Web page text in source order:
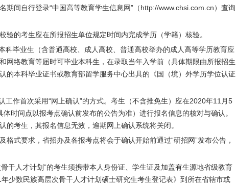
期间自行登录“中国高等教育学生信息网”（http://www.chsi.com.cn）查询
的考生应在所报招生单位规定时间内完成学历（学籍）核验。
毕业生（含普通高校、成人高校、普通高校举办的成人高等学历教育应
网络教育等届时可毕业本科生，在录取当年入学前（具体期限由所报招生
的本科毕业证书或教育部留学服务中心出具的《国（境）外学历学位认证
作首次采用“网上确认”的方式。考生（不含推免生）应在2020年11月5
时间点以报考点确认前发布的公告为准）进行报名信息的核对与确认。
的考生，其报名信息无效，逾期网上确认系统将关闭。
式要求，省招办及各报考点将会于确认开始前通过“研招网”发布公告，
人才计划”的考生须携带本人身份证、学生证及加盖有生源地省级教育
少数民族高层次骨干人才计划硕士研究生考生登记表》到所在省辖市或